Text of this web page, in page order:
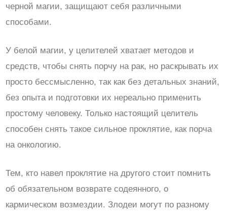
черной магии, защищают себя различными
способами.
У белой магии, у целителей хватает методов и
средств, чтобы снять порчу на рак, но раскрывать их
просто бессмысленно, так как без детальных знаний,
без опыта и подготовки их нереально применить
простому человеку. Только настоящий целитель
способен снять такое сильное проклятие, как порча
на онкологию.
Тем, кто навел проклятие на другого стоит помнить
об обязательном возврате содеянного, о
кармическом возмездии. Злодеи могут по разному